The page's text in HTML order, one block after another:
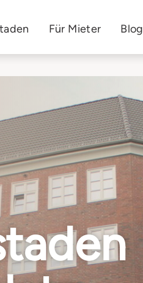
Für Mieter Blog